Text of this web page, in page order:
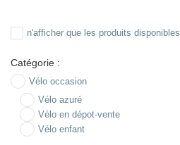
n'afficher que les produits disponibles
Catégorie :
Vélo occasion
Vélo azuré
Vélo en dépot-vente
Vélo enfant